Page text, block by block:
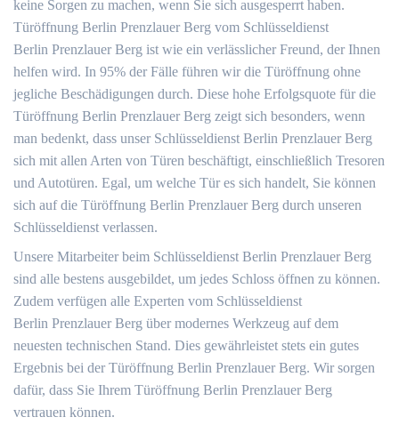
keine Sorgen zu machen, wenn Sie sich ausgesperrt haben.
Türöffnung Berlin Prenzlauer Berg vom Schlüsseldienst
Berlin Prenzlauer Berg ist wie ein verlässlicher Freund, der Ihnen
helfen wird. In 95% der Fälle führen wir die Türöffnung ohne
jegliche Beschädigungen durch. Diese hohe Erfolgsquote für die
Türöffnung Berlin Prenzlauer Berg zeigt sich besonders, wenn
man bedenkt, dass unser Schlüsseldienst Berlin Prenzlauer Berg
sich mit allen Arten von Türen beschäftigt, einschließlich Tresoren
und Autotüren. Egal, um welche Tür es sich handelt, Sie können
sich auf die Türöffnung Berlin Prenzlauer Berg durch unseren
Schlüsseldienst verlassen.
Unsere Mitarbeiter beim Schlüsseldienst Berlin Prenzlauer Berg
sind alle bestens ausgebildet, um jedes Schloss öffnen zu können.
Zudem verfügen alle Experten vom Schlüsseldienst
Berlin Prenzlauer Berg über modernes Werkzeug auf dem
neuesten technischen Stand. Dies gewährleistet stets ein gutes
Ergebnis bei der Türöffnung Berlin Prenzlauer Berg. Wir sorgen
dafür, dass Sie Ihrem Türöffnung Berlin Prenzlauer Berg
vertrauen können.